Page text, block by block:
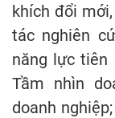
khích đổi
tác nghiên
năng lực tiên
Tầm nhìn
doanh